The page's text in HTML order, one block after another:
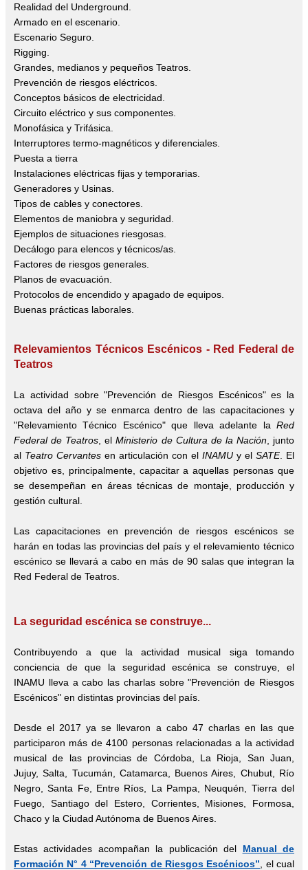
Realidad del Underground.
Armado en el escenario.
Escenario Seguro.
Rigging.
Grandes, medianos y pequeños Teatros.
Prevención de riesgos eléctricos.
Conceptos básicos de electricidad.
Circuito eléctrico y sus componentes.
Monofásica y Trifásica.
Interruptores termo-magnéticos y diferenciales.
Puesta a tierra
Instalaciones eléctricas fijas y temporarias.
Generadores y Usinas.
Tipos de cables y conectores.
Elementos de maniobra y seguridad.
Ejemplos de situaciones riesgosas.
Decálogo para elencos y técnicos/as.
Factores de riesgos generales.
Planos de evacuación.
Protocolos de encendido y apagado de equipos.
Buenas prácticas laborales.
Relevamientos Técnicos Escénicos - Red Federal de
Teatros
La actividad sobre "Prevención de Riesgos Escénicos" es la
octava del año y se enmarca dentro de las capacitaciones y
"Relevamiento Técnico Escénico" que lleva adelante la Red
Federal de Teatros , elMinisterio de Cultura de la Nación, junto
al Teatro Cervantes en articulación con el INAMU y el SATE . El
objetivo es, principalmente, capacitar a aquellas personas que
se desempeñan en áreas técnicas de montaje, producción y
gestión cultural.
Las capacitaciones en prevención de riesgos escénicos se
harán en todas las provincias del país y el relevamiento técnico
escénico se llevará a cabo en más de 90 salas que integran la
Red Federal de Teatros.
La seguridad escénica se construye...
Contribuyendo a que la actividad musical siga tomando
conciencia de que la seguridad escénica se construye, el
INAMU lleva a cabo las charlas sobre "Prevención de Riesgos
Escénicos" en distintas provincias del país.
Desde el 2017 ya se llevaron a cabo 47 charlas en las que
participaron más de 4100 personas relacionadas a la actividad
musical de las provincias de Córdoba, La Rioja, San Juan,
Jujuy, Salta, Tucumán, Catamarca, Buenos Aires, Chubut, Río
Negro, Santa Fe, Entre Ríos, La Pampa, Neuquén, Tierra del
Fuego, Santiago del Estero, Corrientes, Misiones, Formosa,
Chaco y la Ciudad Autónoma de Buenos Aires.
Estas actividades acompañan la publicación del Manual de
Formación N° 4 “Prevención de Riesgos Escénicos” , el cual